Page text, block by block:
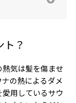
？
気は髪を傷ませ
の熱によるダメ
用しているサウ